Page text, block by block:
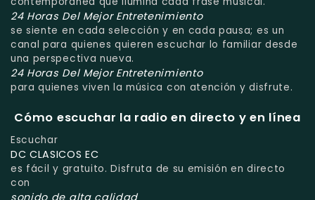
24 Horas Del Mejor Entretenimiento
se siente en cada selección y en cada pausa; es un
canal para quienes quieren escuchar lo familiar desde
una perspectiva nueva.
24 Horas Del Mejor Entretenimiento
para quienes viven la música con atención y disfrute.
Cómo escuchar la radio en directo y en línea
Escuchar
DC CLASICOS EC
es fácil y gratuito. Disfruta de su emisión en directo
con